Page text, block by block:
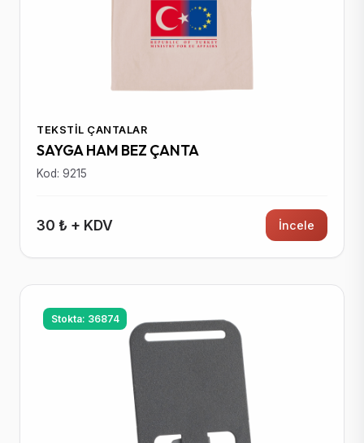
TEKSTIL ÇANTALAR
SAYGA HAM BEZ ÇANTA
Kod: 9215
30 ₺ + KDV İncele
Stokta: 36874